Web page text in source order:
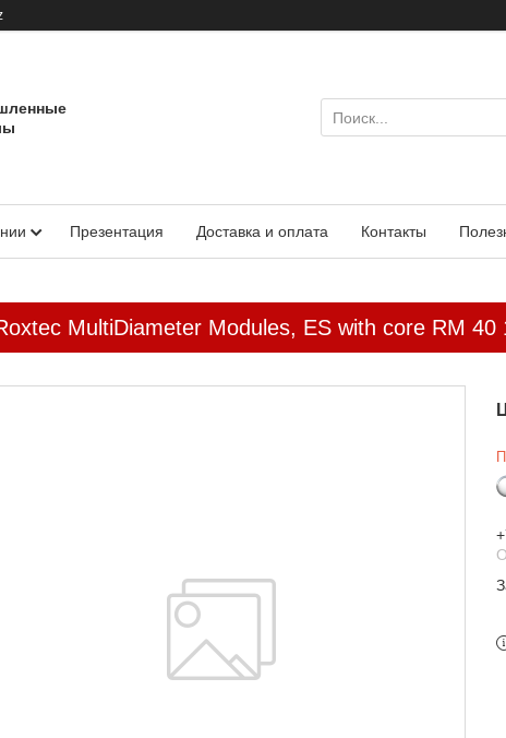
Презентация Доставка и оплата Контакты
MultiDiameter Modules, ES with core RM 40